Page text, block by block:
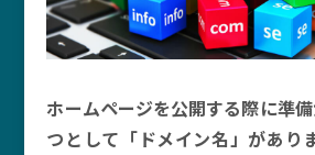
ホームページを公開する際に準
つとして「ドメイン名」があり